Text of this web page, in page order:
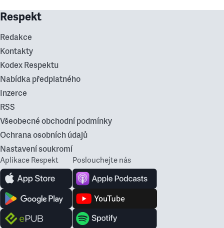
Respekt
Redakce
Kontakty
Kodex Respektu
Nabídka předplatného
Inzerce
RSS
Všeobecné obchodní podmínky
Ochrana osobních údajů
Nastavení soukromí
Aplikace Respekt Poslouchejte nás